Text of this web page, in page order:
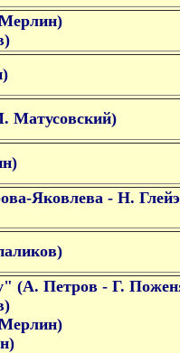
Матусовский)
Яковлева - Н.
(А. Петров - Г.